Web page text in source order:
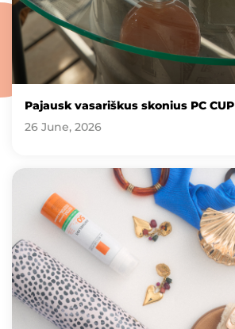
Pajausk vasariškus skonius PC CUP
26 June, 2026